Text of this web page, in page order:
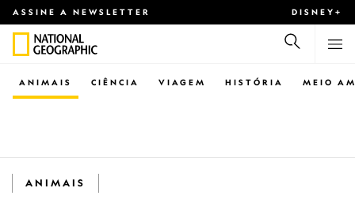
ASSINE A NEWSLETTER DISNEY+
CIÊNCIA VIAGEM
ANIMAIS HISTÓRIA MEIO
ANIMAIS